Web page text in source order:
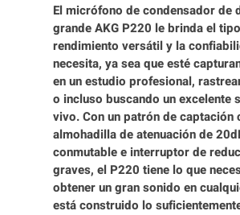
El micrófono de condensador de
grande AKG P220 le brinda el
rendimiento versátil y la
necesita, ya sea que esté
en un estudio profesional,
o incluso buscando un excelente
vivo. Con un patrón de captación
almohadilla de atenuación de
conmutable e interruptor de
graves, el P220 tiene lo que
obtener un gran sonido en
está construido lo